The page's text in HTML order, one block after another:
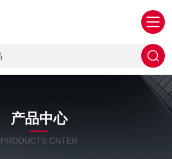
产品中心
PRODUCTS CNTER